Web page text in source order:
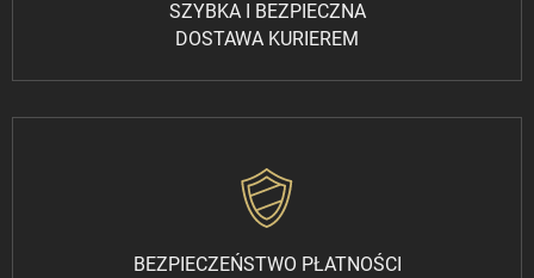
SZYBKA I BEZPIECZNA
DOSTAWA KURIEREM
BEZPIECZEŃSTWO PŁATNOŚCI